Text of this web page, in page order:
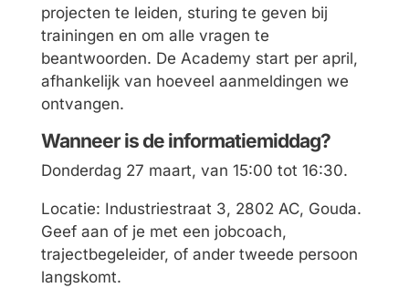
projecten te leiden, sturing te geven bij
trainingen en om alle vragen te
beantwoorden. De Academy start per april,
afhankelijk van hoeveel aanmeldingen we
ontvangen.
Wanneer is de informatiemiddag?
Donderdag 27 maart, van 15:00 tot 16:30.
Locatie: Industriestraat 3, 2802 AC, Gouda.
Geef aan of je met een jobcoach,
trajectbegeleider, of ander tweede persoon
langskomt.